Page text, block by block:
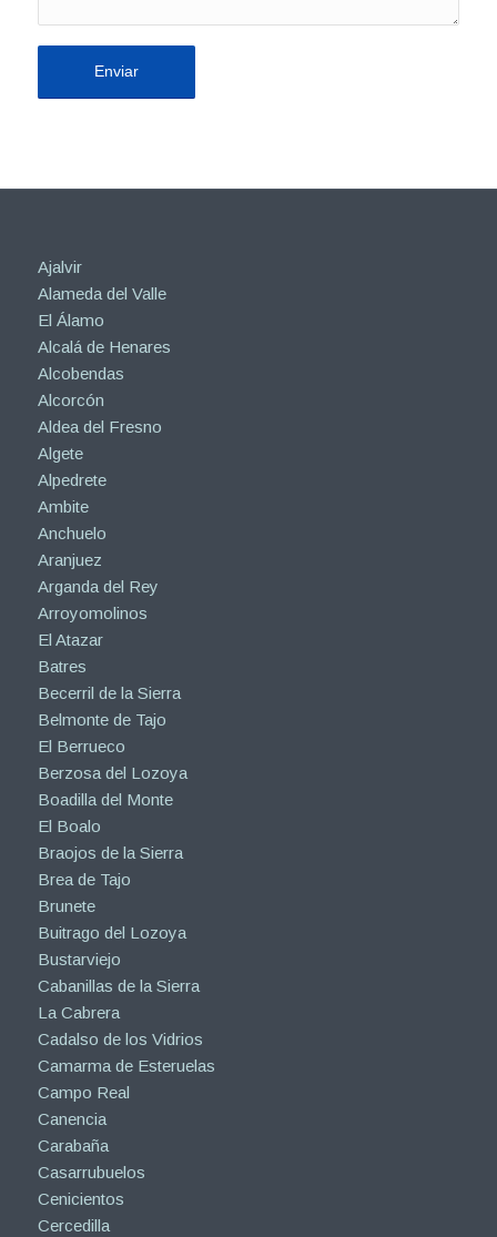
Ajalvir
Alameda del Valle
El Álamo
Alcalá de Henares
Alcobendas
Alcorcón
Aldea del Fresno
Algete
Alpedrete
Ambite
Anchuelo
Aranjuez
Arganda del Rey
Arroyomolinos
El Atazar
Batres
Becerril de la Sierra
Belmonte de Tajo
El Berrueco
Berzosa del Lozoya
Boadilla del Monte
El Boalo
Braojos de la Sierra
Brea de Tajo
Brunete
Buitrago del Lozoya
Bustarviejo
Cabanillas de la Sierra
La Cabrera
Cadalso de los Vidrios
Camarma de Esteruelas
Campo Real
Canencia
Carabaña
Casarrubuelos
Cenicientos
Cercedilla